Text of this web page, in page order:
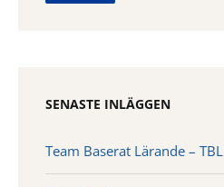
SENASTE INLÄGGEN
Team Baserat Lärande – TBL